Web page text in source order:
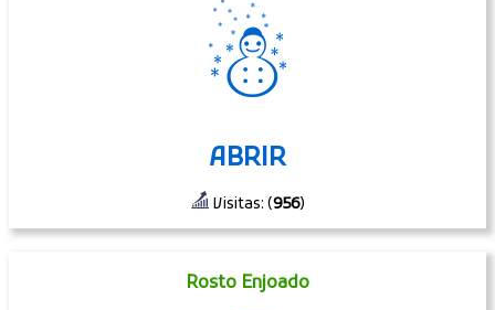
☃
ABRIR
Visitas: (956)
Rosto Enjoado